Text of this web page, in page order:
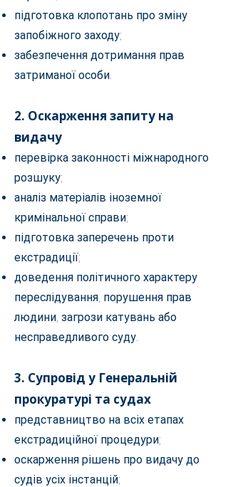
підготовка клопотань про зміну
запобіжного заходу;
забезпечення дотримання прав
затриманої особи.
2. Оскарження запиту на
видачу
перевірка законності міжнародного
розшуку;
аналіз матеріалів іноземної
кримінальної справи;
підготовка заперечень проти
екстрадиції;
доведення політичного характеру
переслідування, порушення прав
людини, загрози катувань або
несправедливого суду.
3. Супровід у Генеральній
прокуратурі та судах
представництво на всіх етапах
екстрадиційної процедури;
оскарження рішень про видачу до
судів усіх інстанцій;